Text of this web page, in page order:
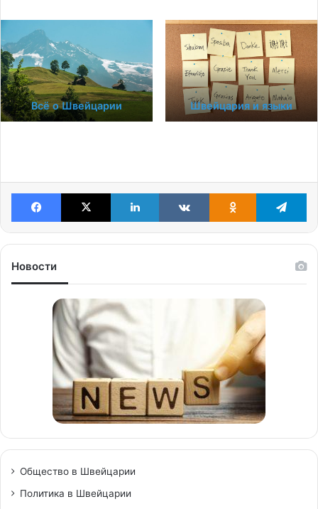
Всё о Швейцарии Швейцария и языки
Facebook X LinkedIn VKontakteOdnoklassniki
Новости
Общество в Швейцарии
Политика в Швейцарии